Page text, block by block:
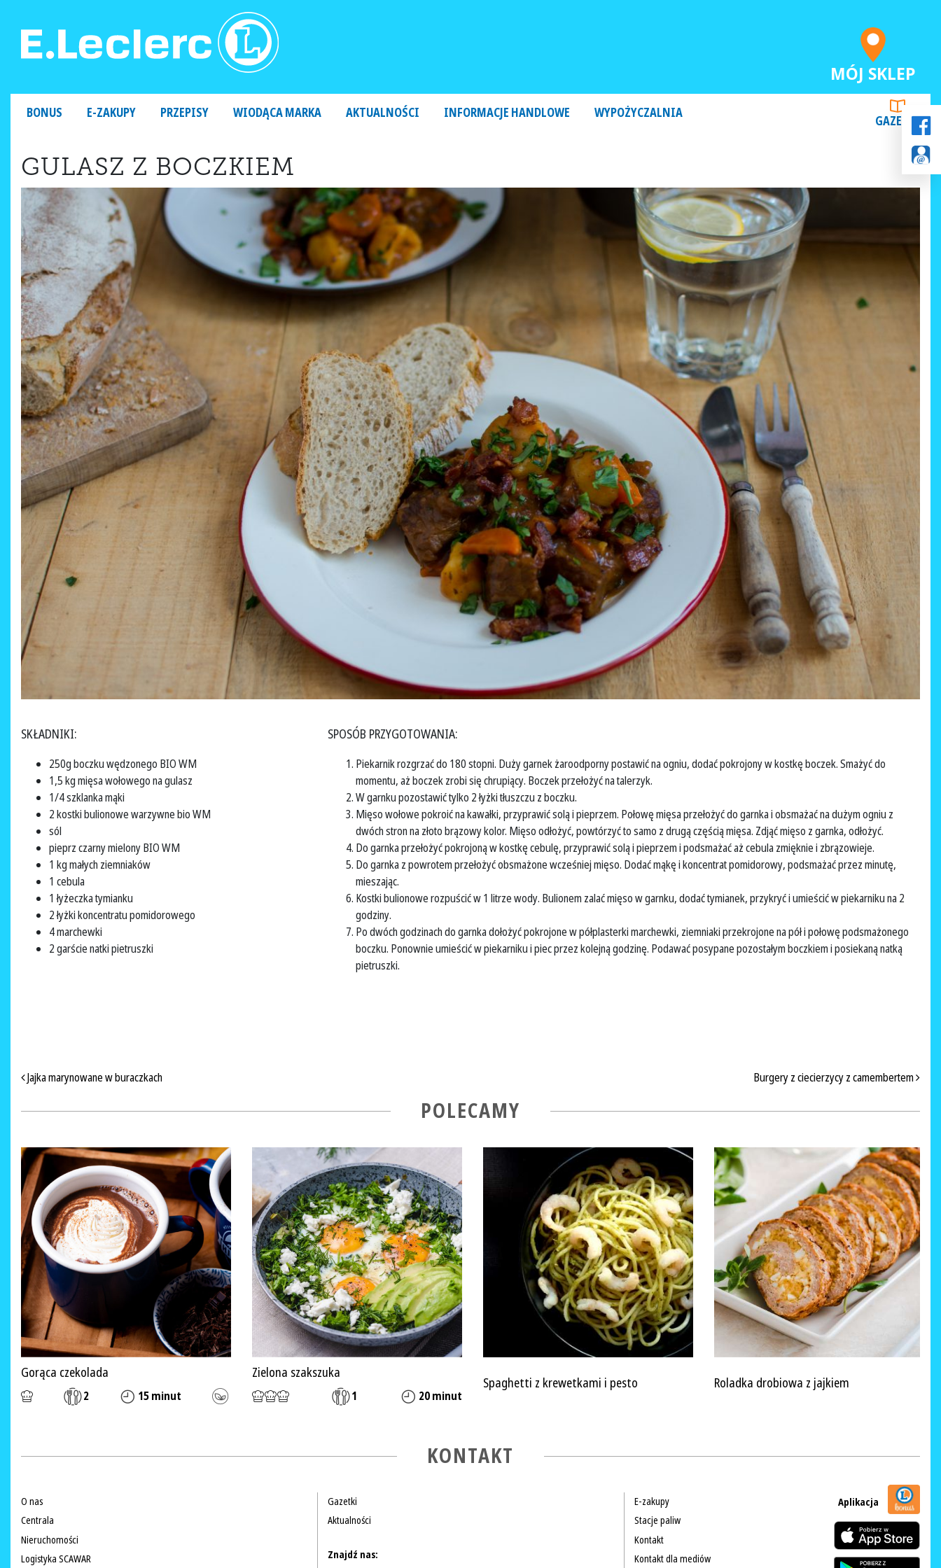
MÓJ SKLEP
BONUS E-ZAKUPY PRZEPISY WIODĄCA MARKA AKTUALNOŚCI INFORMACJE HANDLOWE WYPOŻYCZALNIA GAZETKI
GULASZ Z BOCZKIEM
SKŁADNIKI:
250g boczku wędzonego BIO WM
1,5 kg mięsa wołowego na gulasz
1/4 szklanka mąki
2 kostki bulionowe warzywne bio WM
sól
pieprz czarny mielony BIO WM
1 kg małych ziemniaków
1 cebula
1 łyżeczka tymianku
2 łyżki koncentratu pomidorowego
4 marchewki
2 garście natki pietruszki
SPOSÓB PRZYGOTOWANIA:
Piekarnik rozgrzać do 180 stopni. Duży garnek żaroodporny postawić na ogniu, dodać pokrojony w kostkę boczek. Smażyć do
momentu, aż boczek zrobi się chrupiący. Boczek przełożyć na talerzyk.
W garnku pozostawić tylko 2 łyżki tłuszczu z boczku.
Mięso wołowe pokroić na kawałki, przyprawić solą i pieprzem. Połowę mięsa przełożyć do garnka i obsmażać na dużym ogniu z
dwóch stron na złoto brązowy kolor. Mięso odłożyć, powtórzyć to samo z drugą częścią mięsa. Zdjąć mięso z garnka, odłożyć.
Do garnka przełożyć pokrojoną w kostkę cebulę, przyprawić solą i pieprzem i podsmażać aż cebula zmięknie i zbrązowieje.
Do garnka z powrotem przełożyć obsmażone wcześniej mięso. Dodać mąkę i koncentrat pomidorowy, podsmażać przez minutę,
mieszając.
Kostki bulionowe rozpuścić w 1 litrze wody. Bulionem zalać mięso w garnku, dodać tymianek, przykryć i umieścić w piekarniku na 2
godziny.
Po dwóch godzinach do garnka dołożyć pokrojone w półplasterki marchewki, ziemniaki przekrojone na pół i połowę podsmażonego
boczku. Ponownie umieścić w piekarniku i piec przez kolejną godzinę. Podawać posypane pozostałym boczkiem i posiekaną natką
pietruszki.
NAWIGACJA PO ARTYKUŁACH
Jajka marynowane w buraczkach Burgery z ciecierzycy z camembertem
POLECAMY
Gorąca czekolada
2 15 minut
Zielona szakszuka
1 20 minut
Spaghetti z krewetkami i pesto Roladka drobiowa z jajkiem
KONTAKT
O nas
Centrala
Nieruchomości
Logistyka SCAWAR
Gazetki
Aktualności
Znajdź nas:
E-zakupy
Stacje paliw
Kontakt
Kontakt dla mediów
Aplikacja